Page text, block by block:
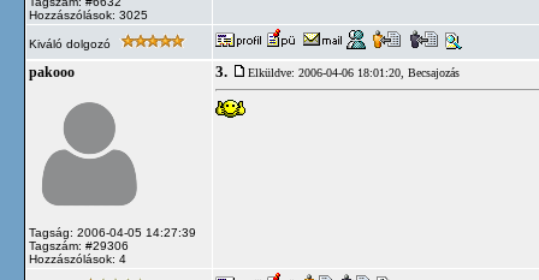
Hozzászólások: 3025
Kiváló dolgozó
pakooo
Tagság: 2006-04-05 14:27:39
Tagszám: #29306
Hozzászólások: 4
3. Elküldve: 2006-04-06 18:01:20, Becsajozás